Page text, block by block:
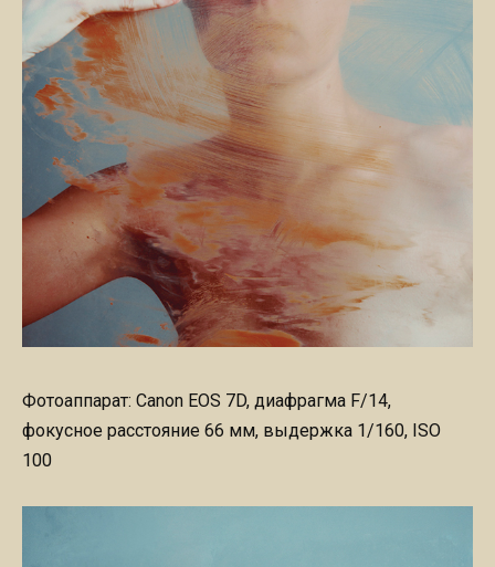
Фотоаппарат: Canon EOS 7D, диафрагма F/14,
фокусное расстояние 66 мм, выдержка 1/160, ISO
100